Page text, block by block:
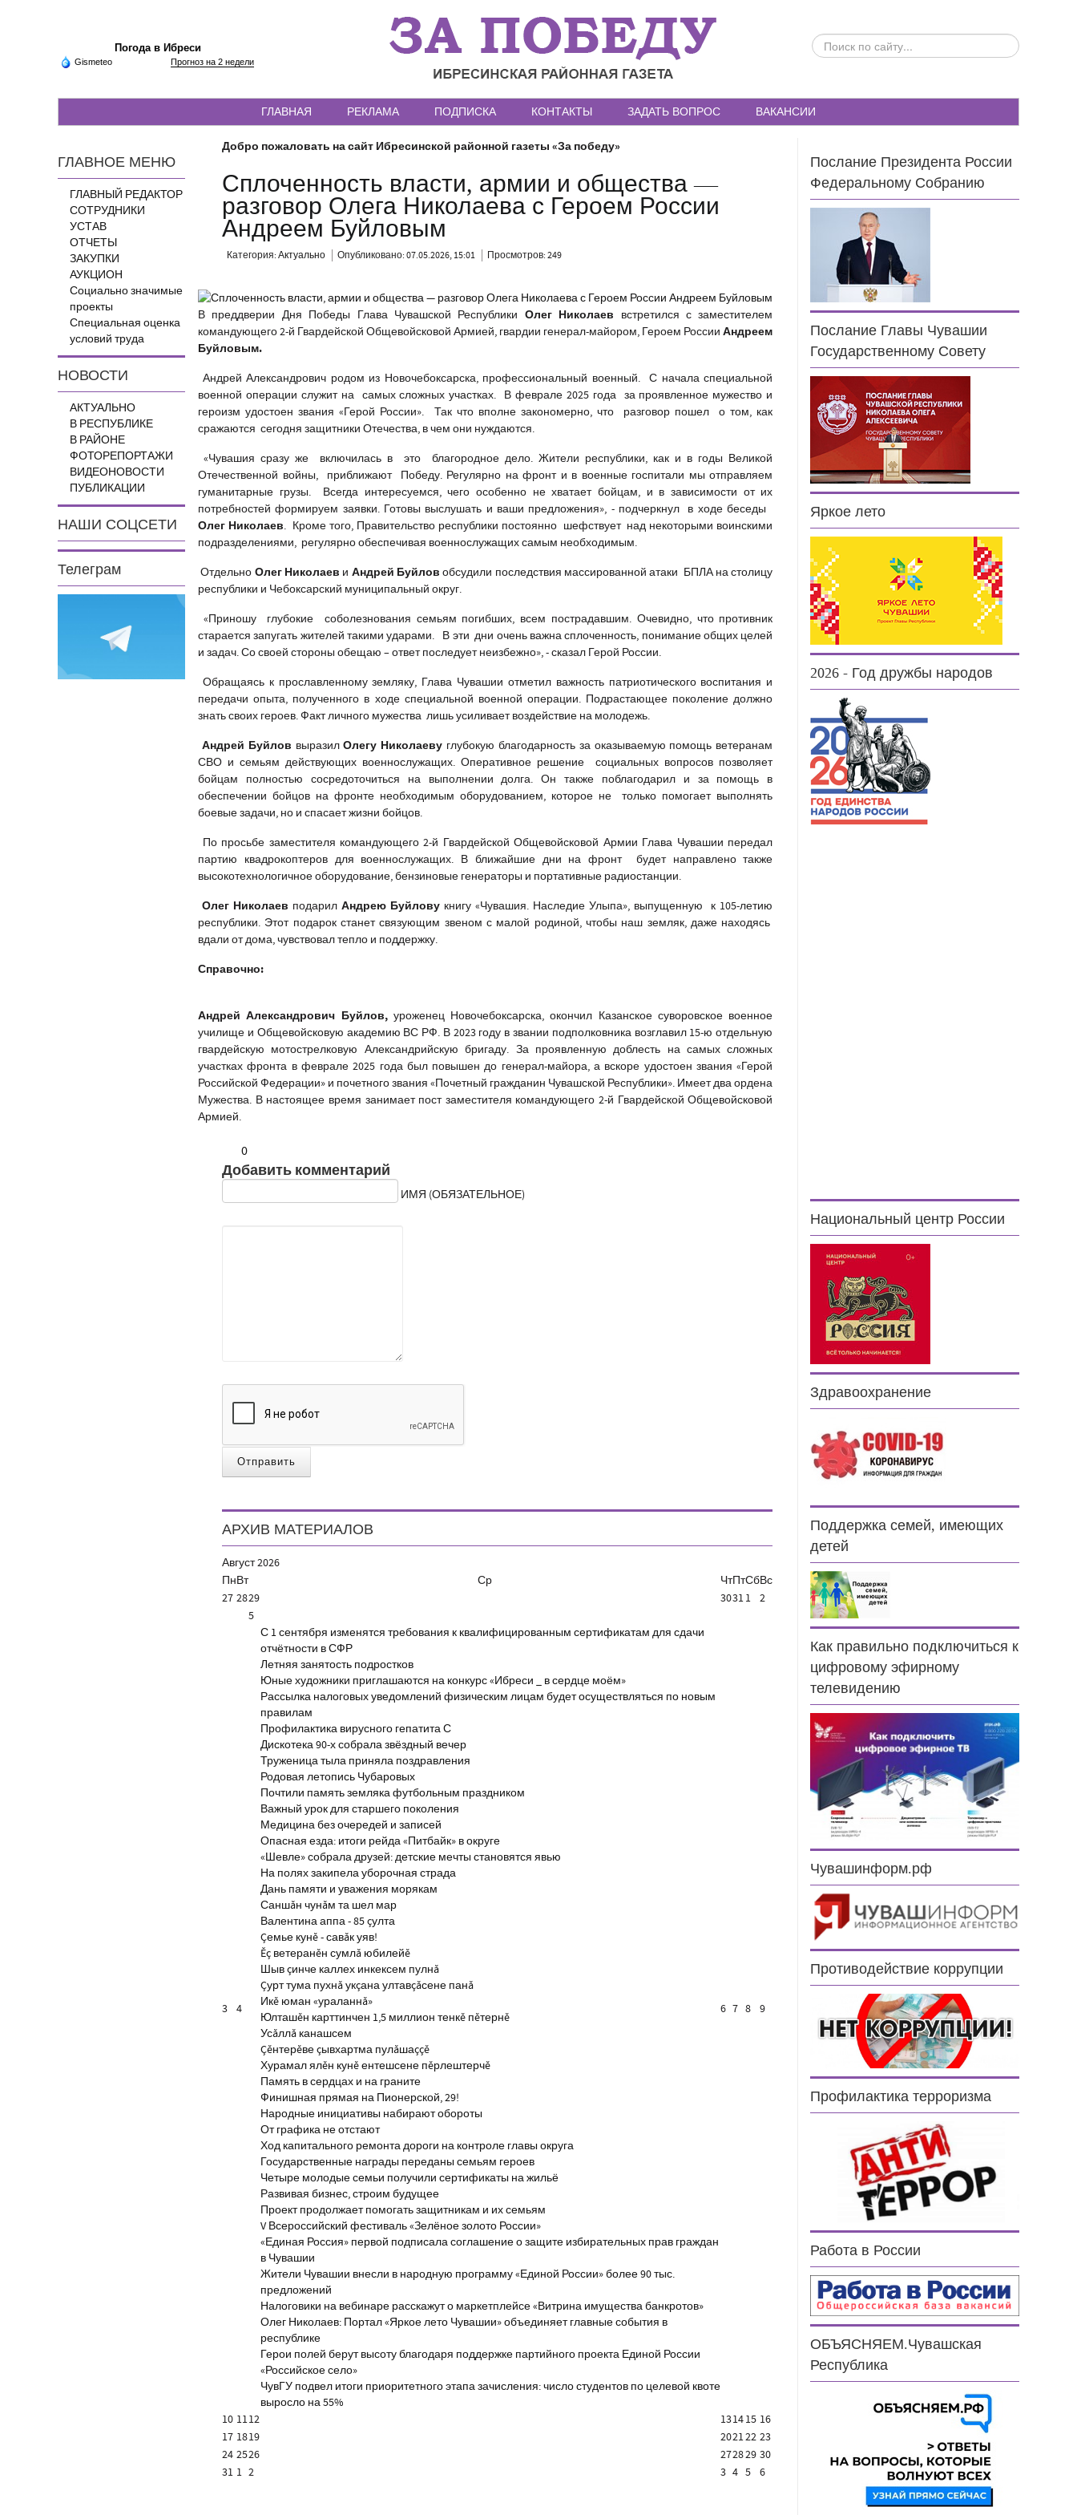
Погода в Ибреси
Gismeteo Прогноз на 2 недели
ПОИСК
ПО
ГЛАВНАЯ РЕКЛАМА ПОДПИСКА КОНТАКТЫ ЗАДАТЬ ВОПРОС ВАКАНСИИ
ГЛАВНОЕ МЕНЮ
ГЛАВНЫЙ РЕДАКТОР
СОТРУДНИКИ
УСТАВ
ОТЧЕТЫ
ЗАКУПКИ
АУКЦИОН
Социально значимые
проекты
Специальная оценка
условий труда
НОВОСТИ
АКТУАЛЬНО
В РЕСПУБЛИКЕ
В РАЙОНЕ
ФОТОРЕПОРТАЖИ
ВИДЕОНОВОСТИ
ПУБЛИКАЦИИ
НАШИ СОЦСЕТИ
Телеграм
Добро пожаловать на сайт Ибресинской районной газеты «За победу»
Сплоченность власти, армии и общества —
разговор Олега Николаева с Героем России
Андреем Буйловым
Категория:Актуально Опубликовано: 07.05.2026, 15:01 Просмотров: 249
В преддверии Дня Победы Глава Чувашской Республики Олег Николаев встретился с заместителем
командующего 2-й Гвардейской Общевойсковой Армией, гвардии генерал-майором, Героем РоссииАндреем
Буйловым.
Андрей Александрович родом из Новочебоксарска, профессиональный военный. С начала специальной
военной операции служит на самых сложных участках. В феврале 2025 года за проявленное мужество и
героизм удостоен звания «Герой России». Так что вполне закономерно, что разговор пошел о том, как
сражаются сегодня защитники Отечества, в чем они нуждаются.
«Чувашия сразу же включилась в это благородное дело. Жители республики, как и в годы Великой
Отечественной войны, приближают Победу. Регулярно на фронт и в военные госпитали мы отправляем
гуманитарные грузы. Всегда интересуемся, чего особенно не хватает бойцам, и в зависимости от их
потребностей формируем заявки. Готовы выслушать и ваши предложения», - подчеркнул в ходе беседы
Олег Николаев. Кроме того, Правительство республики постоянно шефствует над некоторыми воинскими
подразделениями, регулярно обеспечивая военнослужащих самым необходимым.
Отдельно Олег Николаев и Андрей Буйлов обсудили последствия массированной атаки БПЛА на столицу
республики и Чебоксарский муниципальный округ.
«Приношу глубокие соболезнования семьям погибших, всем пострадавшим. Очевидно, что противник
старается запугать жителей такими ударами. В эти дни очень важна сплоченность, понимание общих целей
и задач. Со своей стороны обещаю – ответ последует неизбежно», -сказал Герой России.
Обращаясь к прославленному земляку, Глава Чувашии отметил важность патриотического воспитания и
передачи опыта, полученного в ходе специальной военной операции. Подрастающее поколение должно
знать своих героев. Факт личного мужества лишь усиливает воздействие на молодежь.
Андрей Буйлов выразилОлегу Николаеву глубокую благодарность за оказываемую помощь ветеранам
СВО и семьям действующих военнослужащих. Оперативное решение социальных вопросов позволяет
бойцам полностью сосредоточиться на выполнении долга. Он также поблагодарил и за помощь в
обеспечении бойцов на фронте необходимым оборудованием, которое не
только помогает выполнять
боевые задачи, но и спасает жизни бойцов.
По просьбе заместителя командующего 2-й Гвардейской Общевойсковой Армии Глава Чувашии передал
партию квадрокоптеров для военнослужащих. В ближайшие дни на фронт будет направлено также
высокотехнологичное оборудование, бензиновые генераторы и портативные радиостанции.
Олег Николаев подарилАндрею Буйлову книгу «Чувашия. Наследие Улыпа», выпущенную к 105-летию
республики. Этот подарок станет связующим звеном с малой родиной, чтобы наш земляк, даже находясь
вдали от дома, чувствовал тепло и поддержку.
Справочно:
Андрей Александрович Буйлов,уроженец Новочебоксарска, окончил Казанское суворовское военное
училище и Общевойсковую академию ВС РФ. В 2023 году в звании подполковника возглавил 15-ю отдельную
гвардейскую мотострелковую Александрийскую бригаду. За проявленную доблесть на самых сложных
участках фронта в феврале 2025 года был повышен до генерал-майора, а вскоре удостоен звания «Герой
Российской Федерации» и почетного звания «Почетный гражданин Чувашской Республики». Имеет два ордена
Мужества. В настоящее время занимает пост заместителя командующего 2-й Гвардейской Общевойсковой
Армией.
0
Добавить комментарий
ИМЯ (ОБЯЗАТЕЛЬНОЕ)
Отправить
АРХИВ МАТЕРИАЛОВ
Август2026
ПнВт Ср ЧтПтСбВс
27 2829 30311 2
3 4
5
С 1 сентября изменятся требования к квалифицированным сертификатам для сдачи
отчётности в СФР
Летняя занятость подростков
Юные художники приглашаются на конкурс «Ибреси _ в сердце моём»
Рассылка налоговых уведомлений физическим лицам будет осуществляться по новым
правилам
Профилактика вирусного гепатита С
Дискотека 90-х собрала звёздный вечер
Труженица тыла приняла поздравления
Родовая летопись Чубаровых
Почтили память земляка футбольным праздником
Важный урок для старшего поколения
Медицина без очередей и записей
Опасная езда: итоги рейда «Питбайк» в округе
«Шевле» собрала друзей: детские мечты становятся явью
На полях закипела уборочная страда
Дань памяти и уважения морякам
Саншăн чунăм та шел мар
Валентина аппа - 85 çулта
Çемье кунĕ - савăк уяв!
Ĕç ветеранĕн сумлă юбилейĕ
Шыв çинче каллех инкексем пулнă
Çурт тума пухнă укçана ултавçăсене панă
Икĕ юман «ураланнă»
Юлташĕн карттинчен 1,5 миллион тенкĕ пĕтернĕ
Усăллă канашсем
Çĕнтерĕве çывхартма пулăшаççĕ
Хурамал ялĕн кунĕ ентешсене пĕрлештерчĕ
Память в сердцах и на граните
Финишная прямая на Пионерской, 29!
Народные инициативы набирают обороты
От графика не отстают
Ход капитального ремонта дороги на контроле главы округа
Государственные награды переданы семьям героев
Четыре молодые семьи получили сертификаты на жильё
Развивая бизнес, строим будущее
Проект продолжает помогать защитникам и их семьям
V Всероссийский фестиваль «Зелёное золото России»
«Единая Россия» первой подписала соглашение о защите избирательных прав граждан
в Чувашии
Жители Чувашии внесли в народную программу «Единой России» более 90 тыс.
предложений
Налоговики на вебинаре расскажут о маркетплейсе «Витрина имущества банкротов»
Олег Николаев: Портал «Яркое лето Чувашии» объединяет главные события в
республике
Герои полей берут высоту благодаря поддержке партийного проекта Единой России
«Российское село»
ЧувГУ подвел итоги приоритетного этапа зачисления: число студентов по целевой квоте
выросло на 55%
6 7 8 9
10 1112 131415 16
17 1819 202122 23
24 2526 272829 30
31 1 2 3 4 5 6
Послание Президента России
Федеральному Собранию
Послание Главы Чувашии
Государственному Совету
Яркое лето
2026 - Год дружбы народов
Национальный центр России
Здравоохранение
Поддержка семей, имеющих
детей
Как правильно подключиться к
цифровому эфирному
телевидению
Чувашинформ.рф
Противодействие коррупции
Профилактика терроризма
Работа в России
ОБЪЯСНЯЕМ.Чувашская
Республика